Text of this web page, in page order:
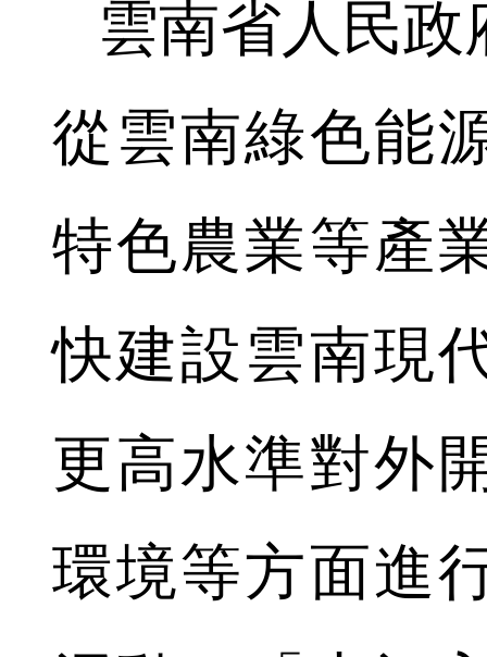
雲南省人民政
從雲南綠色能
特色農業等產
快建設雲南現
更高水準對外
環境等方面進